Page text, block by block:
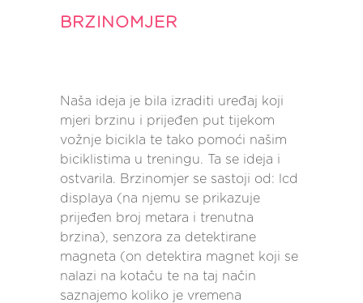
BRZINOMJER
Naša ideja je bila izraditi uređaj koji
mjeri brzinu i prijeđen put tijekom
vožnje bicikla te tako pomoći našim
biciklistima u treningu. Ta se ideja i
ostvarila. Brzinomjer se sastoji od: lcd
displaya (na njemu se prikazuje
prijeđen broj metara i trenutna
brzina), senzora za detektirane
magneta (on detektira magnet koji se
nalazi na kotaču te na taj način
saznajemo koliko je vremena